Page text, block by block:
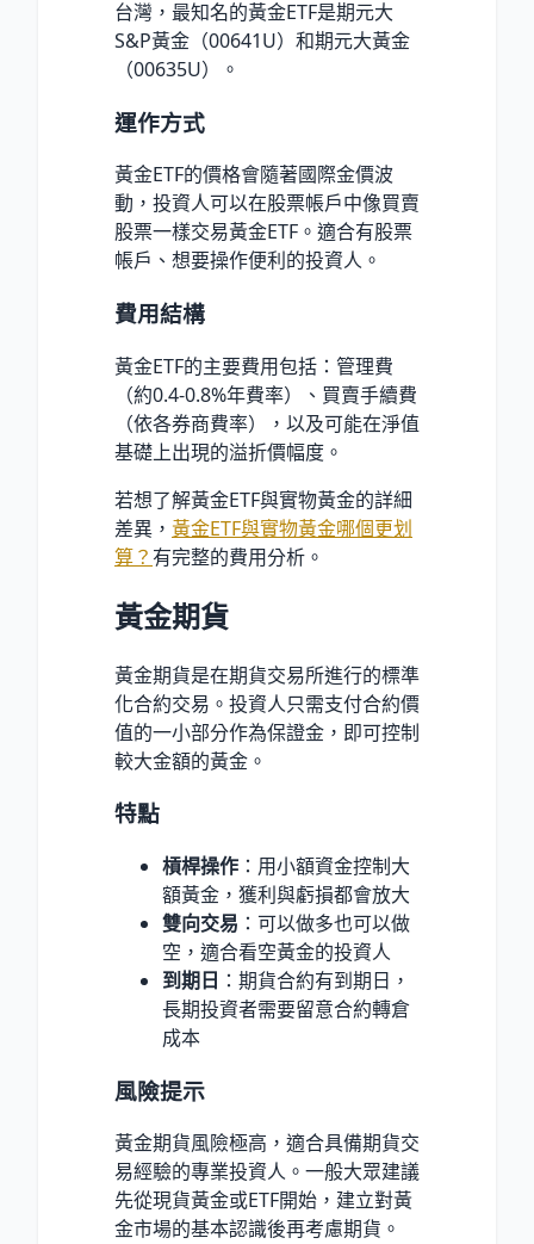
台灣，最知名的黃金ETF是期元大
S&P黃金（00641U）和期元大黃金
（00635U）。
運作方式
黃金ETF的價格會隨著國際金價波
動，投資人可以在股票帳戶中像買賣
股票一樣交易黃金ETF。適合有股票
帳戶、想要操作便利的投資人。
費用結構
黃金ETF的主要費用包括：管理費
（約0.4-0.8%年費率）、買賣手續費
（依各券商費率），以及可能在淨值
基礎上出現的溢折價幅度。
若想了解黃金ETF與實物黃金的詳細
差異， 黃金ETF與實物黃金哪個更划
算？ 有完整的費用分析。
黃金期貨
黃金期貨是在期貨交易所進行的標準
化合約交易。投資人只需支付合約價
值的一小部分作為保證金，即可控制
較大金額的黃金。
特點
槓桿操作 ：用小額資金控制大
額黃金，獲利與虧損都會放大
雙向交易 ：可以做多也可以做
空，適合看空黃金的投資人
到期日 ：期貨合約有到期日，
長期投資者需要留意合約轉倉
成本
風險提示
黃金期貨風險極高，適合具備期貨交
易經驗的專業投資人。一般大眾建議
先從現貨黃金或ETF開始，建立對黃
金市場的基本認識後再考慮期貨。